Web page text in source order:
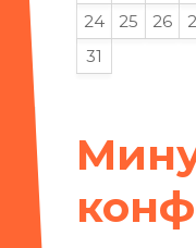
24
25 26
31